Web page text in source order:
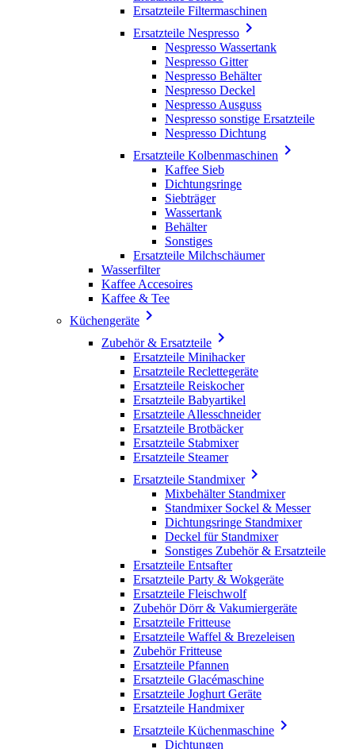
Ersatzteile Filtermaschinen
Ersatzteile Nespresso 
Nespresso Wassertank
Nespresso Gitter
Nespresso Behälter
Nespresso Deckel
Nespresso Ausguss
Nespresso sonstige Ersatzteile
Nespresso Dichtung
Ersatzteile Kolbenmaschinen 
Kaffee Sieb
Dichtungsringe
Siebträger
Wassertank
Behälter
Sonstiges
Ersatzteile Milchschäumer
Wasserfilter
Kaffee Accesoires
Kaffee & Tee
Küchengeräte 
Zubehör & Ersatzteile 
Ersatzteile Minihacker
Ersatzteile Reclettegeräte
Ersatzteile Reiskocher
Ersatzteile Babyartikel
Ersatzteile Allesschneider
Ersatzteile Brotbäcker
Ersatzteile Stabmixer
Ersatzteile Steamer
Ersatzteile Standmixer
Mixbehälter Standmixer
Standmixer Sockel & Messer
Dichtungsringe Standmixer
Deckel für Standmixer
Sonstiges Zubehör & Ersatzteile
Ersatzteile Entsafter
Ersatzteile Party & Wokgeräte
Ersatzteile Fleischwolf
Zubehör Dörr & Vakumiergeräte
Ersatzteile Fritteuse
Ersatzteile Waffel & Brezeleisen
Zubehör Fritteuse
Ersatzteile Pfannen
Ersatzteile Glacémaschine
Ersatzteile Joghurt Geräte
Ersatzteile Handmixer
Ersatzteile Küchenmaschine 
Dichtungen